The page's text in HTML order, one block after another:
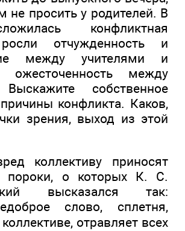
не просить у родителей. В
конфликтная
отчужденность и
между учителями и
ожесточенность между
собственное
конфликта. Каков,
зрения, выход из этой
коллективу приносят
пороки, о которых К. С.
высказался так:
слово, сплетня,
отравляет всех